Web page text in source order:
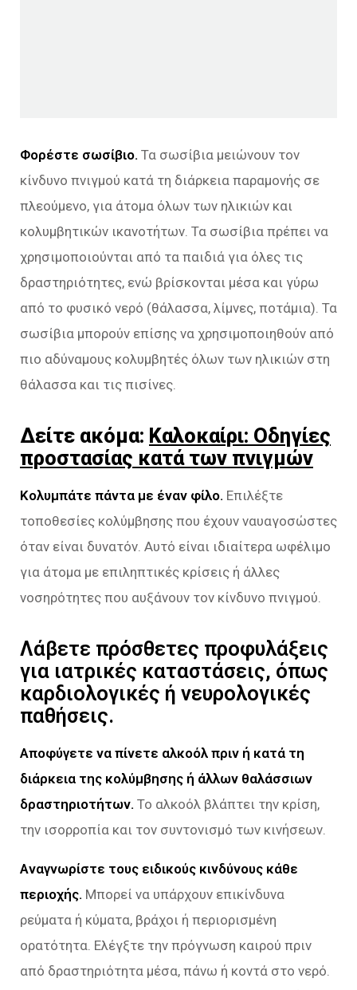
Φορέστε σωσίβιο. Τα σωσίβια μειώνουν τον
κίνδυνο πνιγμού κατά τη διάρκεια παραμονής σε
πλεούμενο, για άτομα όλων των ηλικιών και
κολυμβητικών ικανοτήτων. Τα σωσίβια πρέπει να
χρησιμοποιούνται από τα παιδιά για όλες τις
δραστηριότητες, ενώ βρίσκονται μέσα και γύρω
από το φυσικό νερό (θάλασσα, λίμνες, ποτάμια). Τα
σωσίβια μπορούν επίσης να χρησιμοποιηθούν από
πιο αδύναμους κολυμβητές όλων των ηλικιών στη
θάλασσα και τις πισίνες.
Δείτε ακόμα: Καλοκαίρι: Οδηγίες
προστασίας κατά των πνιγμών
Κολυμπάτε πάντα με έναν φίλο. Επιλέξτε
τοποθεσίες κολύμβησης που έχουν ναυαγοσώστες
όταν είναι δυνατόν. Αυτό είναι ιδιαίτερα ωφέλιμο
για άτομα με επιληπτικές κρίσεις ή άλλες
νοσηρότητες που αυξάνουν τον κίνδυνο πνιγμού.
Λάβετε πρόσθετες προφυλάξεις
για ιατρικές καταστάσεις, όπως
καρδιολογικές ή νευρολογικές
παθήσεις.
Αποφύγετε να πίνετε αλκοόλ πριν ή κατά τη
διάρκεια της κολύμβησης ή άλλων θαλάσσιων
δραστηριοτήτων. Το αλκοόλ βλάπτει την κρίση,
την ισορροπία και τον συντονισμό των κινήσεων.
Αναγνωρίστε τους ειδικούς κινδύνους κάθε
περιοχής. Μπορεί να υπάρχουν επικίνδυνα
ρεύματα ή κύματα, βράχοι ή περιορισμένη
ορατότητα. Ελέγξτε την πρόγνωση καιρού πριν
από δραστηριότητα μέσα, πάνω ή κοντά στο νερό.